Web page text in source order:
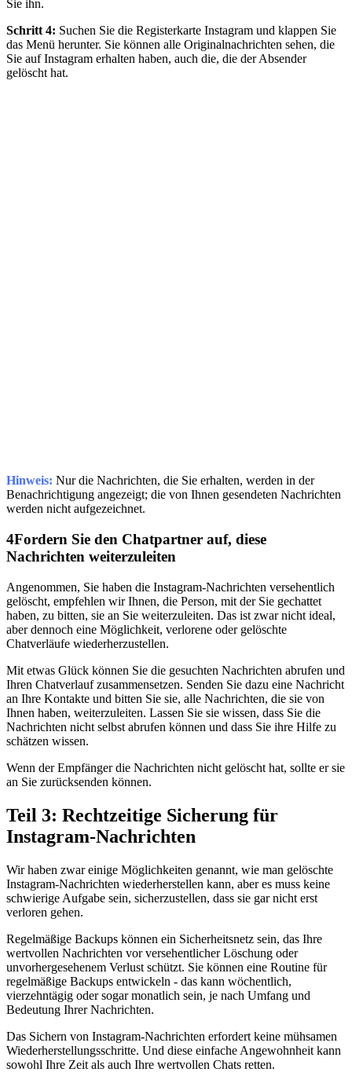
Sie ihn.
Schritt 4: Suchen Sie die Registerkarte Instagram und klappen Sie
das Menü herunter. Sie können alle Originalnachrichten sehen, die
Sie auf Instagram erhalten haben, auch die, die der Absender
gelöscht hat.
Hinweis: Nur die Nachrichten, die Sie erhalten, werden in der
Benachrichtigung angezeigt; die von Ihnen gesendeten Nachrichten
werden nicht aufgezeichnet.
4Fordern Sie den Chatpartner auf, diese
Nachrichten weiterzuleiten
Angenommen, Sie haben die Instagram-Nachrichten versehentlich
gelöscht, empfehlen wir Ihnen, die Person, mit der Sie gechattet
haben, zu bitten, sie an Sie weiterzuleiten. Das ist zwar nicht ideal,
aber dennoch eine Möglichkeit, verlorene oder gelöschte
Chatverläufe wiederherzustellen.
Mit etwas Glück können Sie die gesuchten Nachrichten abrufen und
Ihren Chatverlauf zusammensetzen. Senden Sie dazu eine Nachricht
an Ihre Kontakte und bitten Sie sie, alle Nachrichten, die sie von
Ihnen haben, weiterzuleiten. Lassen Sie sie wissen, dass Sie die
Nachrichten nicht selbst abrufen können und dass Sie ihre Hilfe zu
schätzen wissen.
Wenn der Empfänger die Nachrichten nicht gelöscht hat, sollte er sie
an Sie zurücksenden können.
Teil 3: Rechtzeitige Sicherung für
Instagram-Nachrichten
Wir haben zwar einige Möglichkeiten genannt, wie man gelöschte
Instagram-Nachrichten wiederherstellen kann, aber es muss keine
schwierige Aufgabe sein, sicherzustellen, dass sie gar nicht erst
verloren gehen.
Regelmäßige Backups können ein Sicherheitsnetz sein, das Ihre
wertvollen Nachrichten vor versehentlicher Löschung oder
unvorhergesehenem Verlust schützt. Sie können eine Routine für
regelmäßige Backups entwickeln - das kann wöchentlich,
vierzehntägig oder sogar monatlich sein, je nach Umfang und
Bedeutung Ihrer Nachrichten.
Das Sichern von Instagram-Nachrichten erfordert keine mühsamen
Wiederherstellungsschritte. Und diese einfache Angewohnheit kann
sowohl Ihre Zeit als auch Ihre wertvollen Chats retten.